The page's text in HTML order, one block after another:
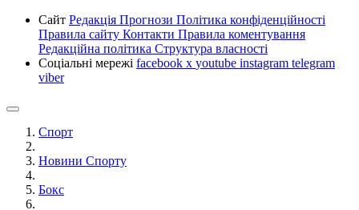
Сайт Редакція Прогнози Політика конфіденційності
Правила сайту Контакти Правила коментування
Редакційна політика Структура власності
Соціальні мережі facebook x youtube instagram telegram
viber
Спорт
Новини Спорту
Бокс